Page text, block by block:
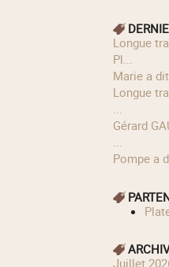
longue traîne a dit : si vous allez sur le forum de '
Pl...
Marie a
longue traîne a dit : merci :) connue, mais elle fait
...
Gérard GAUTIER a dit : « Il pleut parfois en Bretagne
...
Pompe
juillet